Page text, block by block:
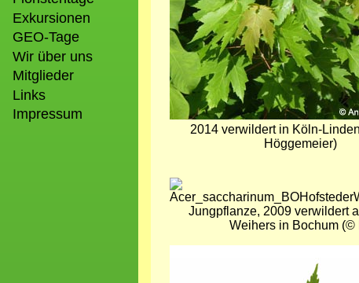
Exkursionen
GEO-Tage
Wir über uns
Mitglieder
Links
Impressum
2014 verwildert in Köln-
Höggemeier)
Bild
Jungpflanze, 2009 verwildert
Weihers in Bochum (©